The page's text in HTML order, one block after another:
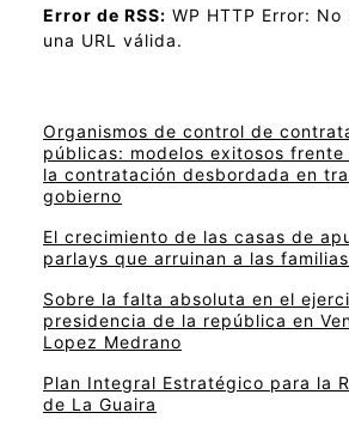
Error de RSS: WP HTTP Error:
una URL válida.
Organismos de control de
públicas: modelos exitosos frente
la contratación desbordada en
gobierno
El crecimiento de las casas de
parlays que arruinan a las
Sobre la falta absoluta en el
presidencia de la república en
Lopez Medrano
Plan Integral Estratégico para la
de La Guaira